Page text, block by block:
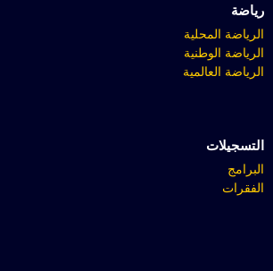
رياضة
الرياضة المحلية
الرياضة الوطنية
الرياضة العالمية
التسجيلات
البرامج
الفقرات